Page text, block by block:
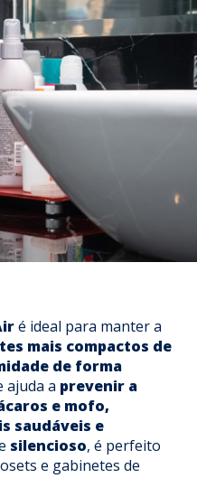
é ideal para manter a
mais compactos de
de forma
ajuda a prevenir a
e mofo,
saudáveis e
silencioso, é perfeito
e gabinetes de